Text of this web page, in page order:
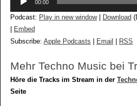
00:00
Podcast: Play in new window| Download
Embed
Subscribe: Apple Podcasts Email RSS
Mehr Techno Music bei
Höre die Tracks im Stream in der
Seite